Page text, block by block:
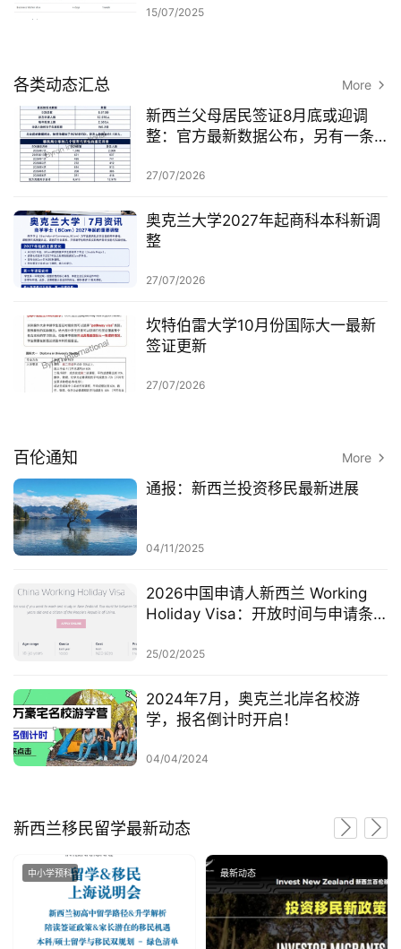
15/07/2025
各类动态汇总 More
新西兰父母居民签证8月底或迎调
整：官方最新数据公布，另有一条
27/07/2026
奥克兰大学2027年起商科本科新调
整
27/07/2026
坎特伯雷大学10月份国际大一最新
签证更新
27/07/2026
百伦通知 More
通报：新西兰投资移民最新进展
04/11/2025
2026中国申请人新西兰 Working
Holiday Visa：开放时间与申请条
25/02/2025
2024年7月，奥克兰北岸名校游
学，报名倒计时开启！
04/04/2024
新西兰移民留学最新动态
最新动态 最新动态